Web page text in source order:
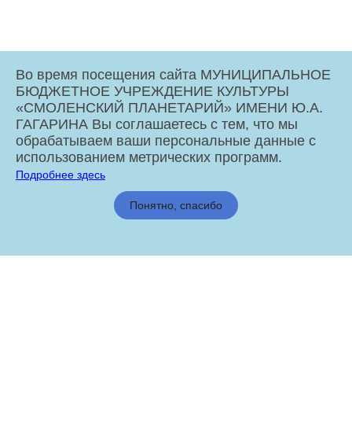
МБУК «Смоленский Планетарий» имени Ю.А. Гагарина © 2026
Администрация города Смоленска
Во время посещения сайта МУНИЦИПАЛЬНОЕ
БЮДЖЕТНОЕ УЧРЕЖДЕНИЕ КУЛЬТУРЫ
«СМОЛЕНСКИЙ ПЛАНЕТАРИЙ» ИМЕНИ Ю.А.
ГАГАРИНА Вы соглашаетесь с тем, что мы
обрабатываем ваши персональные данные с
использованием метрических программ.
Подробнее здесь
Понятно, спасибо